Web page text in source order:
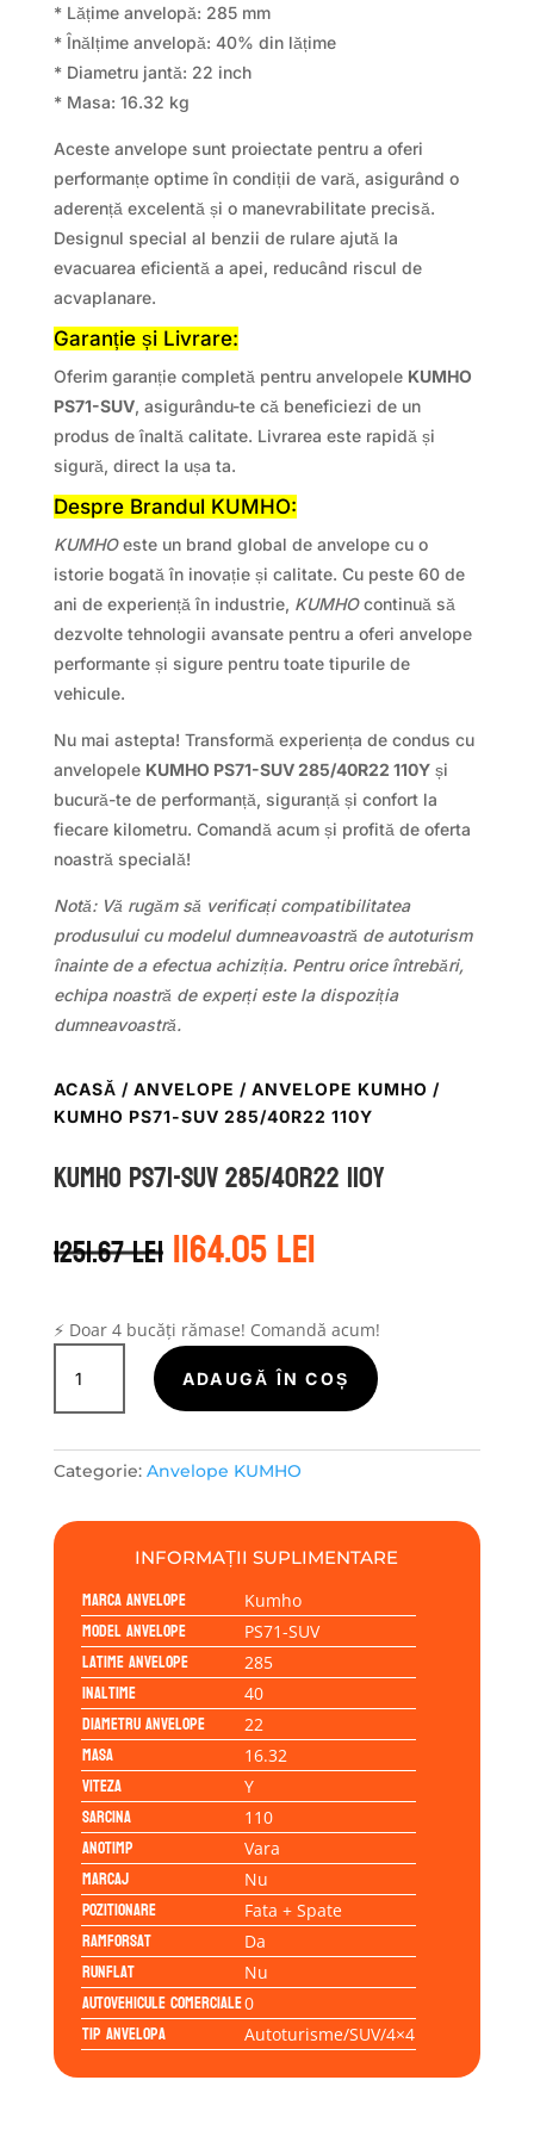
* Lățime anvelopă: 285 mm
* Înălțime anvelopă: 40% din lățime
* Diametru jantă: 22 inch
* Masa: 16.32 kg
Aceste anvelope sunt proiectate pentru a oferi
performanțe optime în condiții de vară, asigurând o
aderență excelentă și o manevrabilitate precisă.
Designul special al benzii de rulare ajută la
evacuarea eficientă a apei, reducând riscul de
acvaplanare.
Garanție și Livrare:
Oferim garanție completă pentru anvelopele KUMHO
PS71-SUV, asigurându-te că beneficiezi de un
produs de înaltă calitate. Livrarea este rapidă și
sigură, direct la ușa ta.
Despre Brandul KUMHO:
KUMHOeste un brand global de anvelope cu o
istorie bogată în inovație și calitate. Cu peste 60 de
ani de experiență în industrie, KUMHOcontinuă să
dezvolte tehnologii avansate pentru a oferi anvelope
performante și sigure pentru toate tipurile de
vehicule.
Nu mai astepta! Transformă experiența de condus cu
anvelopele KUMHO PS71-SUV 285/40R22 110Yși
bucură-te de performanță, siguranță și confort la
fiecare kilometru. Comandă acum și profită de oferta
noastră specială!
Notă: Vă rugăm să verificați compatibilitatea
produsului cu modelul dumneavoastră de autoturism
înainte de a efectua achiziția. Pentru orice întrebări,
echipa noastră de experți este la dispoziția
dumneavoastră.
ACASĂ / ANVELOPE / ANVELOPE KUMHO /
KUMHO PS71-SUV 285/40R22 110Y
Kumho PS71-SUV 285/40R22 110Y
1251.67lei Prețul
inițial
fost:
1251.67 lei.
1164.05leiPrețul
curent
1164.05 lei.
⚡ Doar 4 bucăți rămase! Comandă acum!
Cantitate
Kumho
PS71-
285/40R22
ADAUGĂ ÎN COȘ
Categorie: Anvelope KUMHO
INFORMAȚII SUPLIMENTARE
Marca anvelope Kumho
Model anvelope PS71-SUV
Latime anvelope 285
Inaltime 40
Diametru anvelope 22
Masa 16.32
Viteza Y
Sarcina 110
Anotimp Vara
Marcaj Nu
Pozitionare Fata + Spate
Ramforsat Da
Runflat Nu
Autovehicule comerciale0
Tip anvelopa Autoturisme/SUV/4×4